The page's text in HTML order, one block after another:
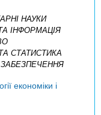
НАУКИ
ІНФОРМАЦІЯ
СТАТИСТИКА
економіки і